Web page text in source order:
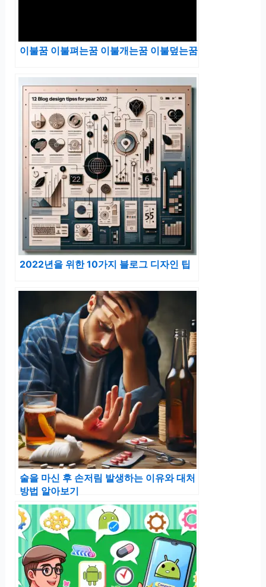
이불꿈 이불펴는꿈 이불개는꿈 이불덮는꿈
2022년을 위한 10가지 블로그 디자인 팁
술을 마신 후 손저림 발생하는 이유와 대처
방법 알아보기